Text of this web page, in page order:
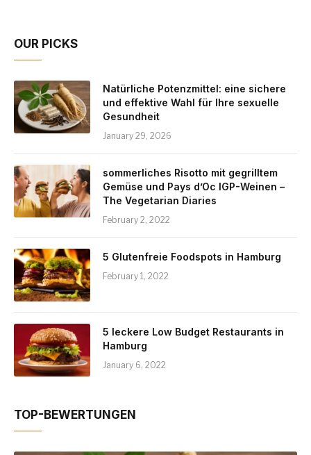
OUR PICKS
Natürliche Potenzmittel: eine sichere
und effektive Wahl für Ihre sexuelle
Gesundheit
January 29, 2026
sommerliches Risotto mit gegrilltem
Gemüse und Pays d’Oc IGP-Weinen –
The Vegetarian Diaries
February 2, 2022
5 Glutenfreie Foodspots in Hamburg
February 1, 2022
5 leckere Low Budget Restaurants in
Hamburg
January 6, 2022
TOP-BEWERTUNGEN